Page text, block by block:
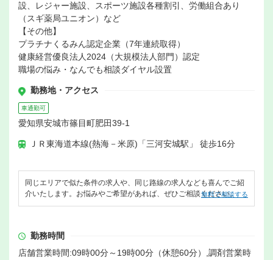
設、レジャー施設、スポーツ施設各種割引、労働組合あり
（スギ薬局ユニオン）など
【その他】
プラチナくるみん認定企業（7年連続取得）
健康経営優良法人2024（大規模法人部門）認定
職場の悩み・なんでも相談ダイヤル設置
勤務地・アクセス
車通勤可
愛知県安城市篠目町肥田39-1
ＪＲ東海道本線(熱海－米原)「三河安城駅」 徒歩16分
同じエリアで似た条件の求人や、同じ路線の求人なども喜んでご紹
介いたします。お悩みやご希望があれば、ぜひご相談ください。
無料で相談する
勤務時間
店舗営業時間:09時00分～19時00分（休憩60分）,調剤営業時